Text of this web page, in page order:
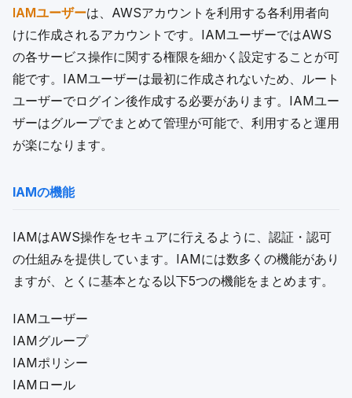
IAMユーザーは、AWSアカウントを利用する各利用者向
けに作成されるアカウントです。IAMユーザーではAWS
の各サービス操作に関する権限を細かく設定することが可
能です。IAMユーザーは最初に作成されないため、ルート
ユーザーでログイン後作成する必要があります。IAMユー
ザーはグループでまとめて管理が可能で、利用すると運用
が楽になります。
IAMの機能
IAMはAWS操作をセキュアに行えるように、認証・認可
の仕組みを提供しています。IAMには数多くの機能があり
ますが、とくに基本となる以下5つの機能をまとめます。
IAMユーザー
IAMグループ
IAMポリシー
IAMロール